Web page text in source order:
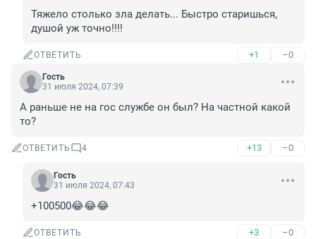
Тяжело столько зла делать... Быстро старишься,
душой уж точно!!!!
ОТВЕТИТЬ +1 –0
Гость
31 июля 2024, 07:39
А раньше не на гос службе он был? На частной какой
то?
ОТВЕТИТЬ 4 +13 –0
Гость
31 июля 2024, 07:43
+100500😂😂😂
ОТВЕТИТЬ +3 –0